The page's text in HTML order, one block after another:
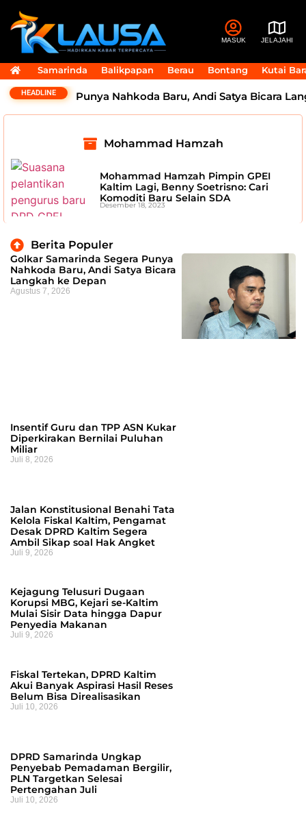
MASUK JELAJAHI
Samarinda Balikpapan Berau Bontang Kutai
HEADLINE
Segera Punya Nahkoda Baru, Andi Satya Bicara
Mohammad Hamzah
Mohammad Hamzah Pimpin GPEI
Kaltim Lagi, Benny Soetrisno: Cari
Komoditi Baru Selain SDA
Desember 18, 2023
Berita Populer
Golkar Samarinda Segera Punya
Nahkoda Baru, Andi Satya Bicara
Langkah ke Depan
Agustus 7, 2026
Insentif Guru dan TPP ASN Kukar
Diperkirakan Bernilai Puluhan
Miliar
Juli 8, 2026
Jalan Konstitusional Benahi Tata
Kelola Fiskal Kaltim, Pengamat
Desak DPRD Kaltim Segera
Ambil Sikap soal Hak Angket
Juli 9, 2026
Kejagung Telusuri Dugaan
Korupsi MBG, Kejari se-Kaltim
Mulai Sisir Data hingga Dapur
Penyedia Makanan
Juli 9, 2026
Fiskal Tertekan, DPRD Kaltim
Akui Banyak Aspirasi Hasil Reses
Belum Bisa Direalisasikan
Juli 10, 2026
DPRD Samarinda Ungkap
Penyebab Pemadaman Bergilir,
PLN Targetkan Selesai
Pertengahan Juli
Juli 10, 2026